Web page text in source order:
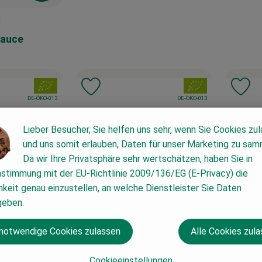
, Verband:
, Kontrollstelle:
DE-ÖKO-013
hinzufügen
3,39 €
Produkt zum
, Verband:
, Kontrollstelle:
DE-ÖKO-013
Produkt zu Favouriten hinzufügen
Lieber Besucher, Sie helfen uns sehr, wenn Sie Cookies
und uns somit erlauben, Daten für unser Marketing zu
Da wir Ihre Privatsphäre sehr wertschätzen, haben Sie in
mit der EU-Richtlinie 2009/136/EG (E-Privacy) die
genau einzustellen, an welche Dienstleister Sie Daten
Cookies zulassen Alle Cookies